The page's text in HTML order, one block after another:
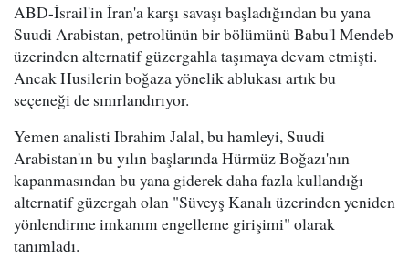
ABD-İsrail'in İran'a karşı savaşı başladığından bu yana
Suudi Arabistan, petrolünün bir bölümünü Babu'l Mendeb
üzerinden alternatif güzergahla taşımaya devam etmişti.
Ancak Husilerin boğaza yönelik ablukası artık bu
seçeneği de sınırlandırıyor.
Yemen analisti Ibrahim Jalal, bu hamleyi, Suudi
Arabistan'ın bu yılın başlarında Hürmüz Boğazı'nın
kapanmasından bu yana giderek daha fazla kullandığı
alternatif güzergah olan "Süveyş Kanalı üzerinden yeniden
yönlendirme imkanını engelleme girişimi" olarak
tanımladı.